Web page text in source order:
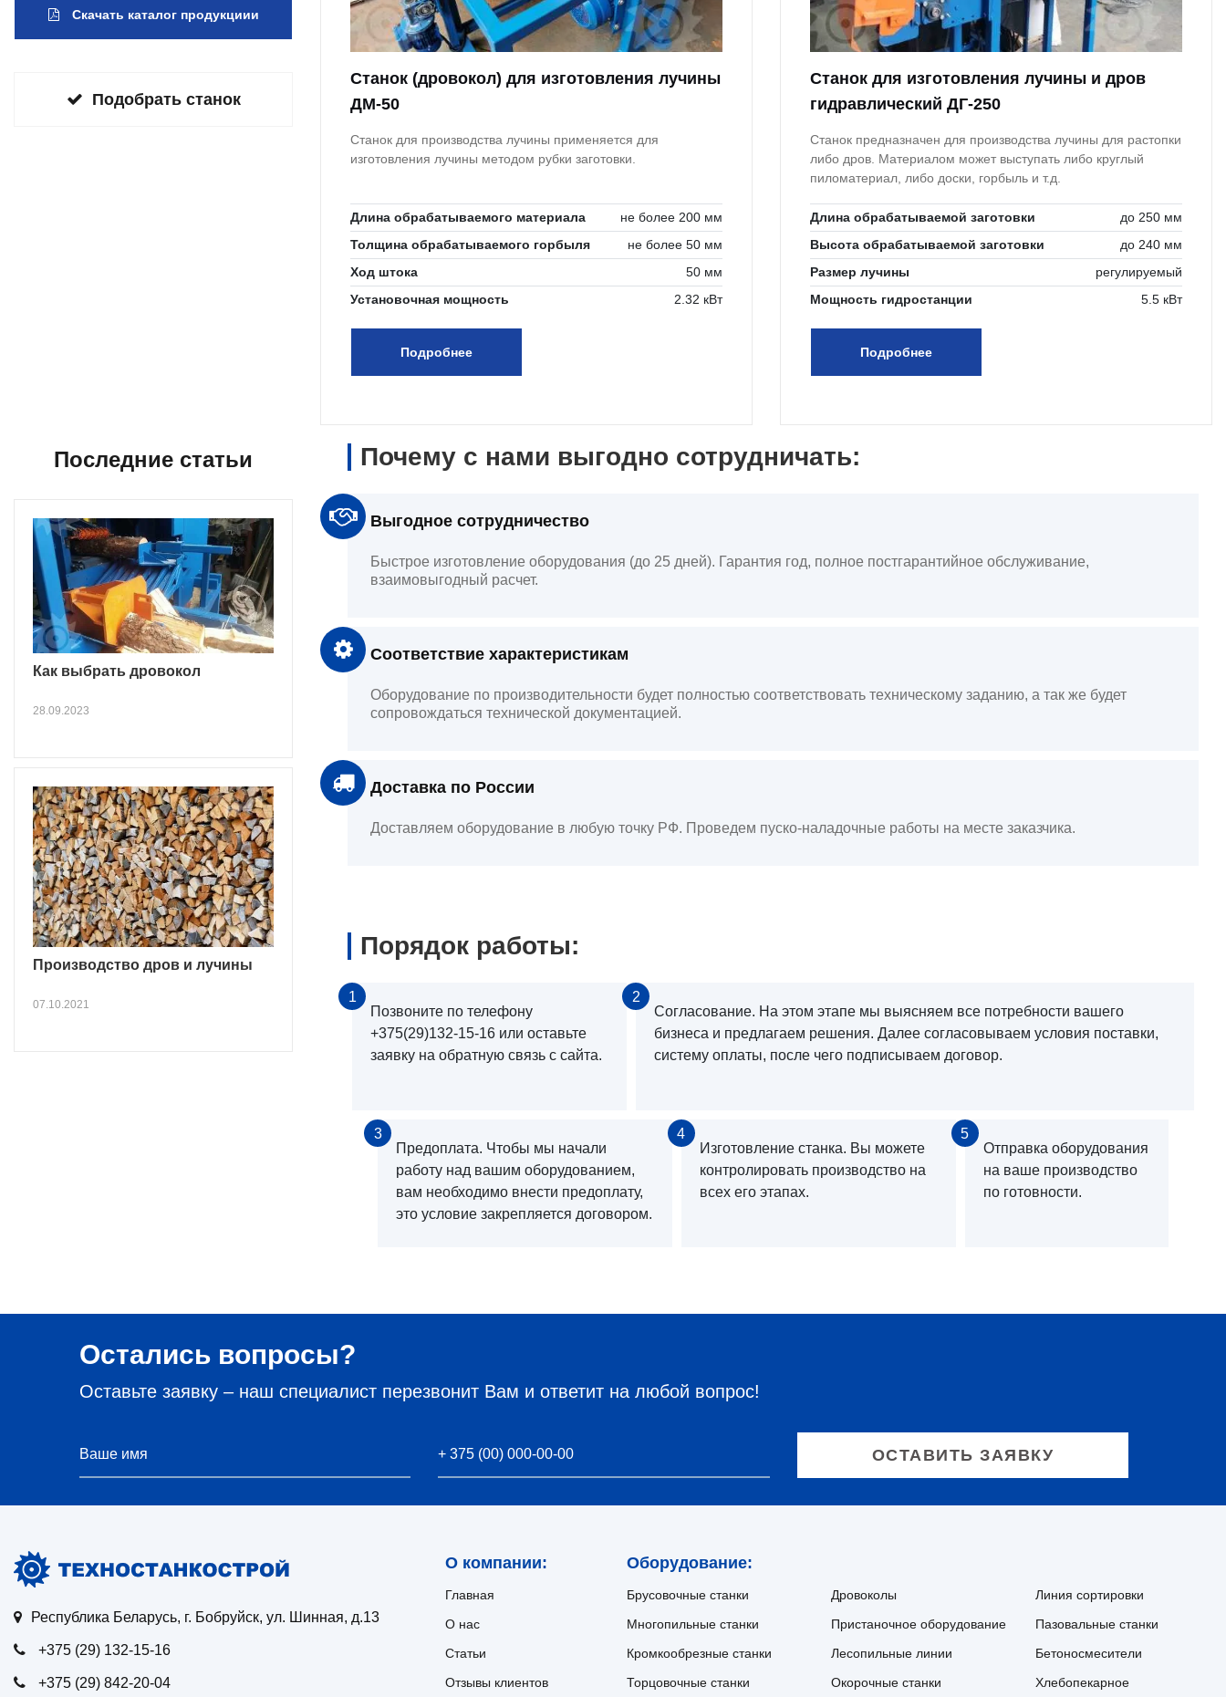
Скачать каталог продукциии
Подобрать станок
Cтанок (дровокол) для изготовления лучины
ДМ-50
Станок для производства лучины применяется для
изготовления лучины методом рубки заготовки.
Длина обрабатываемого материала
не более 200 мм
Толщина обрабатываемого горбыля
не более 50 мм
Ход штока
50 мм
Установочная мощность
2.32 кВт
Подробнее
Станок для изготовления лучины и дров
гидравлический ДГ-250
Станок предназначен для производства лучины для растопки
либо дров. Материалом может выступать либо круглый
пиломатериал, либо доски, горбыль и т.д.
Длина обрабатываемой заготовки
до 250 мм
Высота обрабатываемой заготовки
до 240 мм
Размер лучины
регулируемый
Мощность гидростанции
5.5 кВт
Подробнее
Последние статьи
Как выбрать дровокол
28.09.2023
Производство дров и лучины
07.10.2021
Почему с нами выгодно сотрудничать:
Выгодное сотрудничество
Быстрое изготовление оборудования (до 25 дней). Гарантия год, полное постгарантийное обслуживание,
взаимовыгодный расчет.
Соответствие характеристикам
Оборудование по производительности будет полностью соответствовать техническому заданию, а так же будет
сопровождаться технической документацией.
Доставка по России
Доставляем оборудование в любую точку РФ. Проведем пуско-наладочные работы на месте заказчика.
Порядок работы:
1
Позвоните по телефону
+375(29)132-15-16 или оставьте
заявку на обратную связь с сайта.
2
Согласование. На этом этапе мы выясняем все потребности вашего
бизнеса и предлагаем решения. Далее согласовываем условия поставки,
систему оплаты, после чего подписываем договор.
3
Предоплата. Чтобы мы начали
работу над вашим оборудованием,
вам необходимо внести предоплату,
это условие закрепляется договором.
4
Изготовление станка. Вы можете
контролировать производство на
всех его этапах.
5
Отправка оборудования
на ваше производство
по готовности.
Остались вопросы?
Оставьте заявку – наш специалист перезвонит Вам и ответит на любой вопрос!
Республика Беларусь, г. Бобруйск, ул. Шинная, д.13
+375 (29) 132-15-16
+375 (29) 842-20-04
О компании:
Главная
О нас
Статьи
Отзывы клиентов
Оборудование:
Брусовочные станки
Многопильные станки
Кромкообрезные станки
Торцовочные станки
Дровоколы
Пристаночное оборудование
Лесопильные линии
Окорочные станки
Линия сортировки
Пазовальные станки
Бетоносмесители
Хлебопекарное